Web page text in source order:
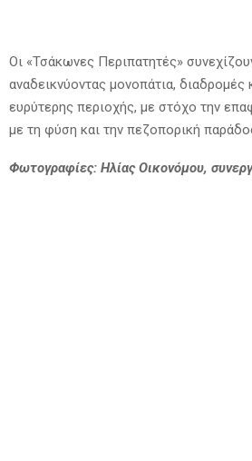
Οι «Τσάκωνες Περιπατητές»
αναδεικνύοντας μονοπάτια, διαδρομές
ευρύτερης περιοχής, με στόχο την
με τη φύση και την πεζοπορική
Φωτογραφίες: Ηλίας Οικονόμου,